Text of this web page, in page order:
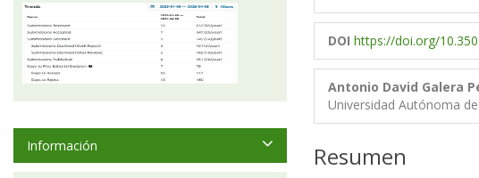
DOI https://doi.org/
Antonio David Galera
Universidad Autónoma
Resumen
Información